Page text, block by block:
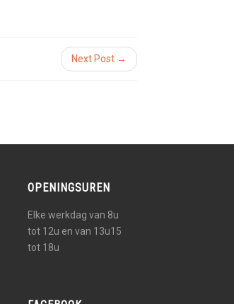
Next Post →
OPENINGSUREN
Elke werkdag van 8u
tot 12u en van 13u15
tot 18u